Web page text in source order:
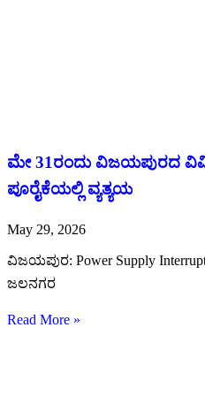
ಮೇ 31ರಂದು ವಿಜಯಪುರದ
ಪೂರೈಕೆಯಲ್ಲಿ ವ್ಯತ್ಯಯ
May 29, 2026
ವಿಜಯಪುರ: Power Supply
ಜಲನಗರ
Read More »